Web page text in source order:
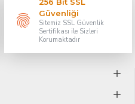
256 Bit SSL
Güvenliği
Sitemiz SSL Güvenlik
Sertifikası ile Sizleri
Korumaktadır